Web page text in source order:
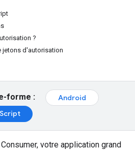
?
jetons d'autorisation
forme :
Android
votre application grand